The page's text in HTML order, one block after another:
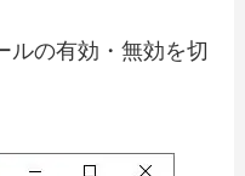
ルの有効・無効を切